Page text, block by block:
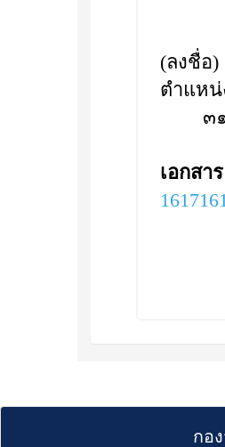
สำเ
(ลงชื่อ
ตำแหน่
๓๑
เอกสา
กอ